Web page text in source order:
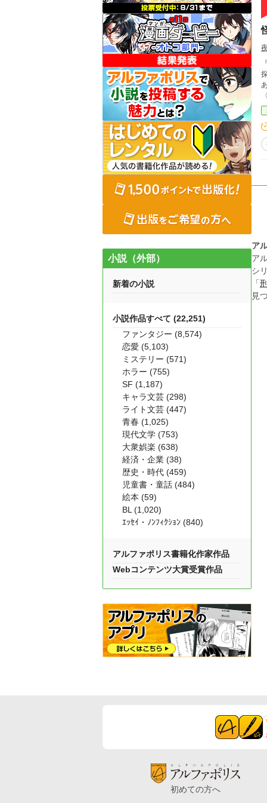
ア
ア
シ
「
見
小説（外部）
新着の小説
小説作品すべて (22,251)
ファンタジー (8,574)
恋愛 (5,103)
ミステリー (571)
ホラー (755)
SF (1,187)
キャラ文芸 (298)
ライト文芸 (447)
青春 (1,025)
現代文学 (753)
大衆娯楽 (638)
経済・企業 (38)
歴史・時代 (459)
児童書・童話 (484)
絵本 (59)
BL (1,020)
ｴｯｾｲ・ﾉﾝﾌｨｸｼｮﾝ (840)
アルファポリス書籍化作家作品
Webコンテンツ大賞受賞作品
初めての方へ